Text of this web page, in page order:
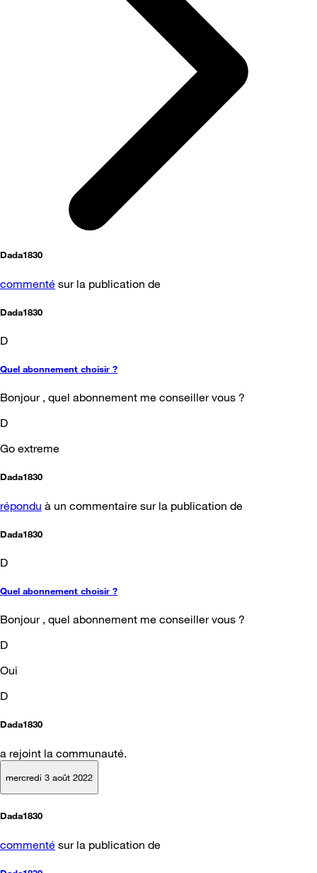
Dada1830
commenté sur la publication de
Dada1830
D
Quel abonnement choisir ?
Bonjour , quel abonnement me conseiller vous ?
D
Go extreme
Dada1830
répondu à un commentaire sur la publication de
Dada1830
D
Quel abonnement choisir ?
Bonjour , quel abonnement me conseiller vous ?
D
Oui
D
Dada1830
a rejoint la communauté.
mercredi 3 août 2022
Dada1830
commenté sur la publication de